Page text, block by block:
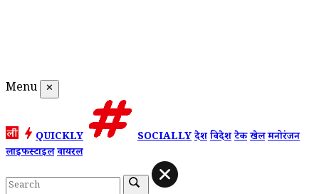
Menu ✕
QUICKLY SOCIALLYदेशविदेशटेकखेलमनोरंजन
लाइफस्टाइलवायरल